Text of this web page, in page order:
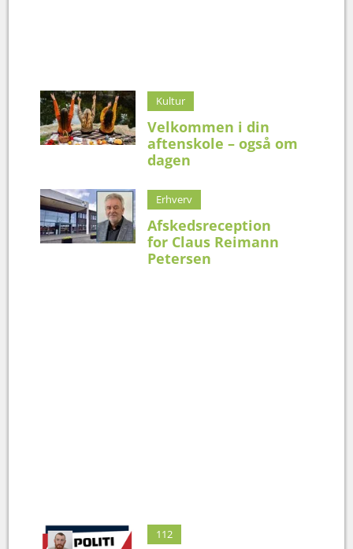
Kultur
Velkommen i din
aftenskole – også om
dagen
Erhverv
Afskedsreception
for Claus Reimann
Petersen
112